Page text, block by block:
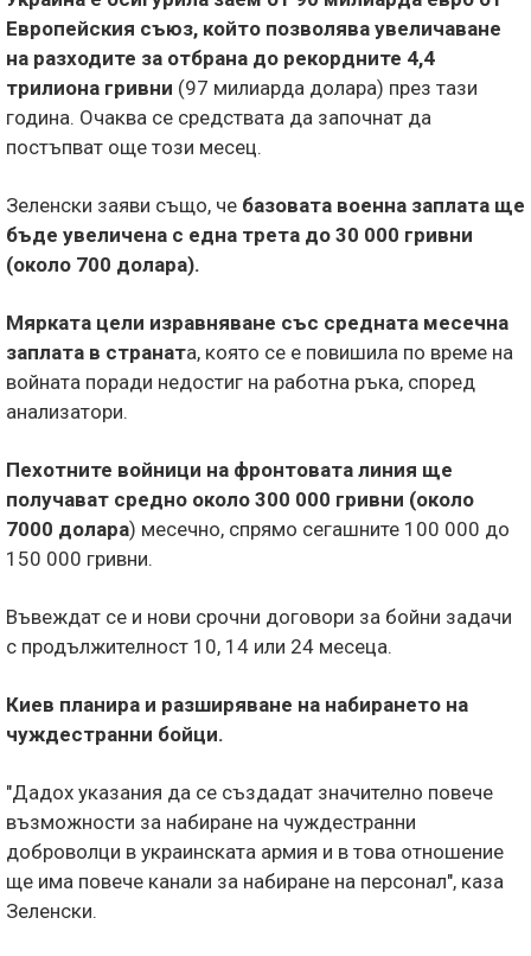
Европейския съюз, който позволява увеличаване
на разходите за отбрана до рекордните 4,4
трилиона гривни (97 милиарда долара) през тази
година. Очаква се средствата да започнат да
постъпват още този месец.
Зеленски заяви също, че базовата военна заплата ще
бъде увеличена с една трета до 30 000 гривни
(около 700 долара).
Мярката цели изравняване със средната месечна
заплата в страната, която се е повишила по време на
войната поради недостиг на работна ръка, според
анализатори.
Пехотните войници на фронтовата линия ще
получават средно около 300 000 гривни (около
7000 долара) месечно, спрямо сегашните 100 000 до
150 000 гривни.
Въвеждат се и нови срочни договори за бойни задачи
с продължителност 10, 14 или 24 месеца.
Киев планира и разширяване на набирането на
чуждестранни бойци.
"Дадох указания да се създадат значително повече
възможности за набиране на чуждестранни
доброволци в украинската армия и в това отношение
ще има повече канали за набиране на персонал", каза
Зеленски.